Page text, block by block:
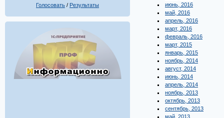
Голосовать / Результаты
июнь, 2016
май, 2016
апрель, 2016
март, 2016
февраль, 2016
март, 2015
январь, 2015
ноябрь, 2014
август, 2014
июнь, 2014
апрель, 2014
ноябрь, 2013
октябрь, 2013
сентябрь, 2013
май, 2013